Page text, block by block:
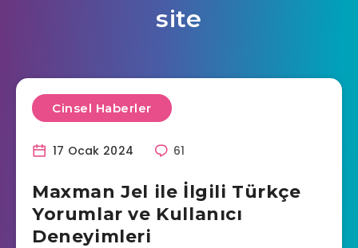
site
Cinsel Haberler
17 Ocak 2024 61
Maxman Jel ile İlgili Türkçe
Yorumlar ve Kullanıcı
Deneyimleri